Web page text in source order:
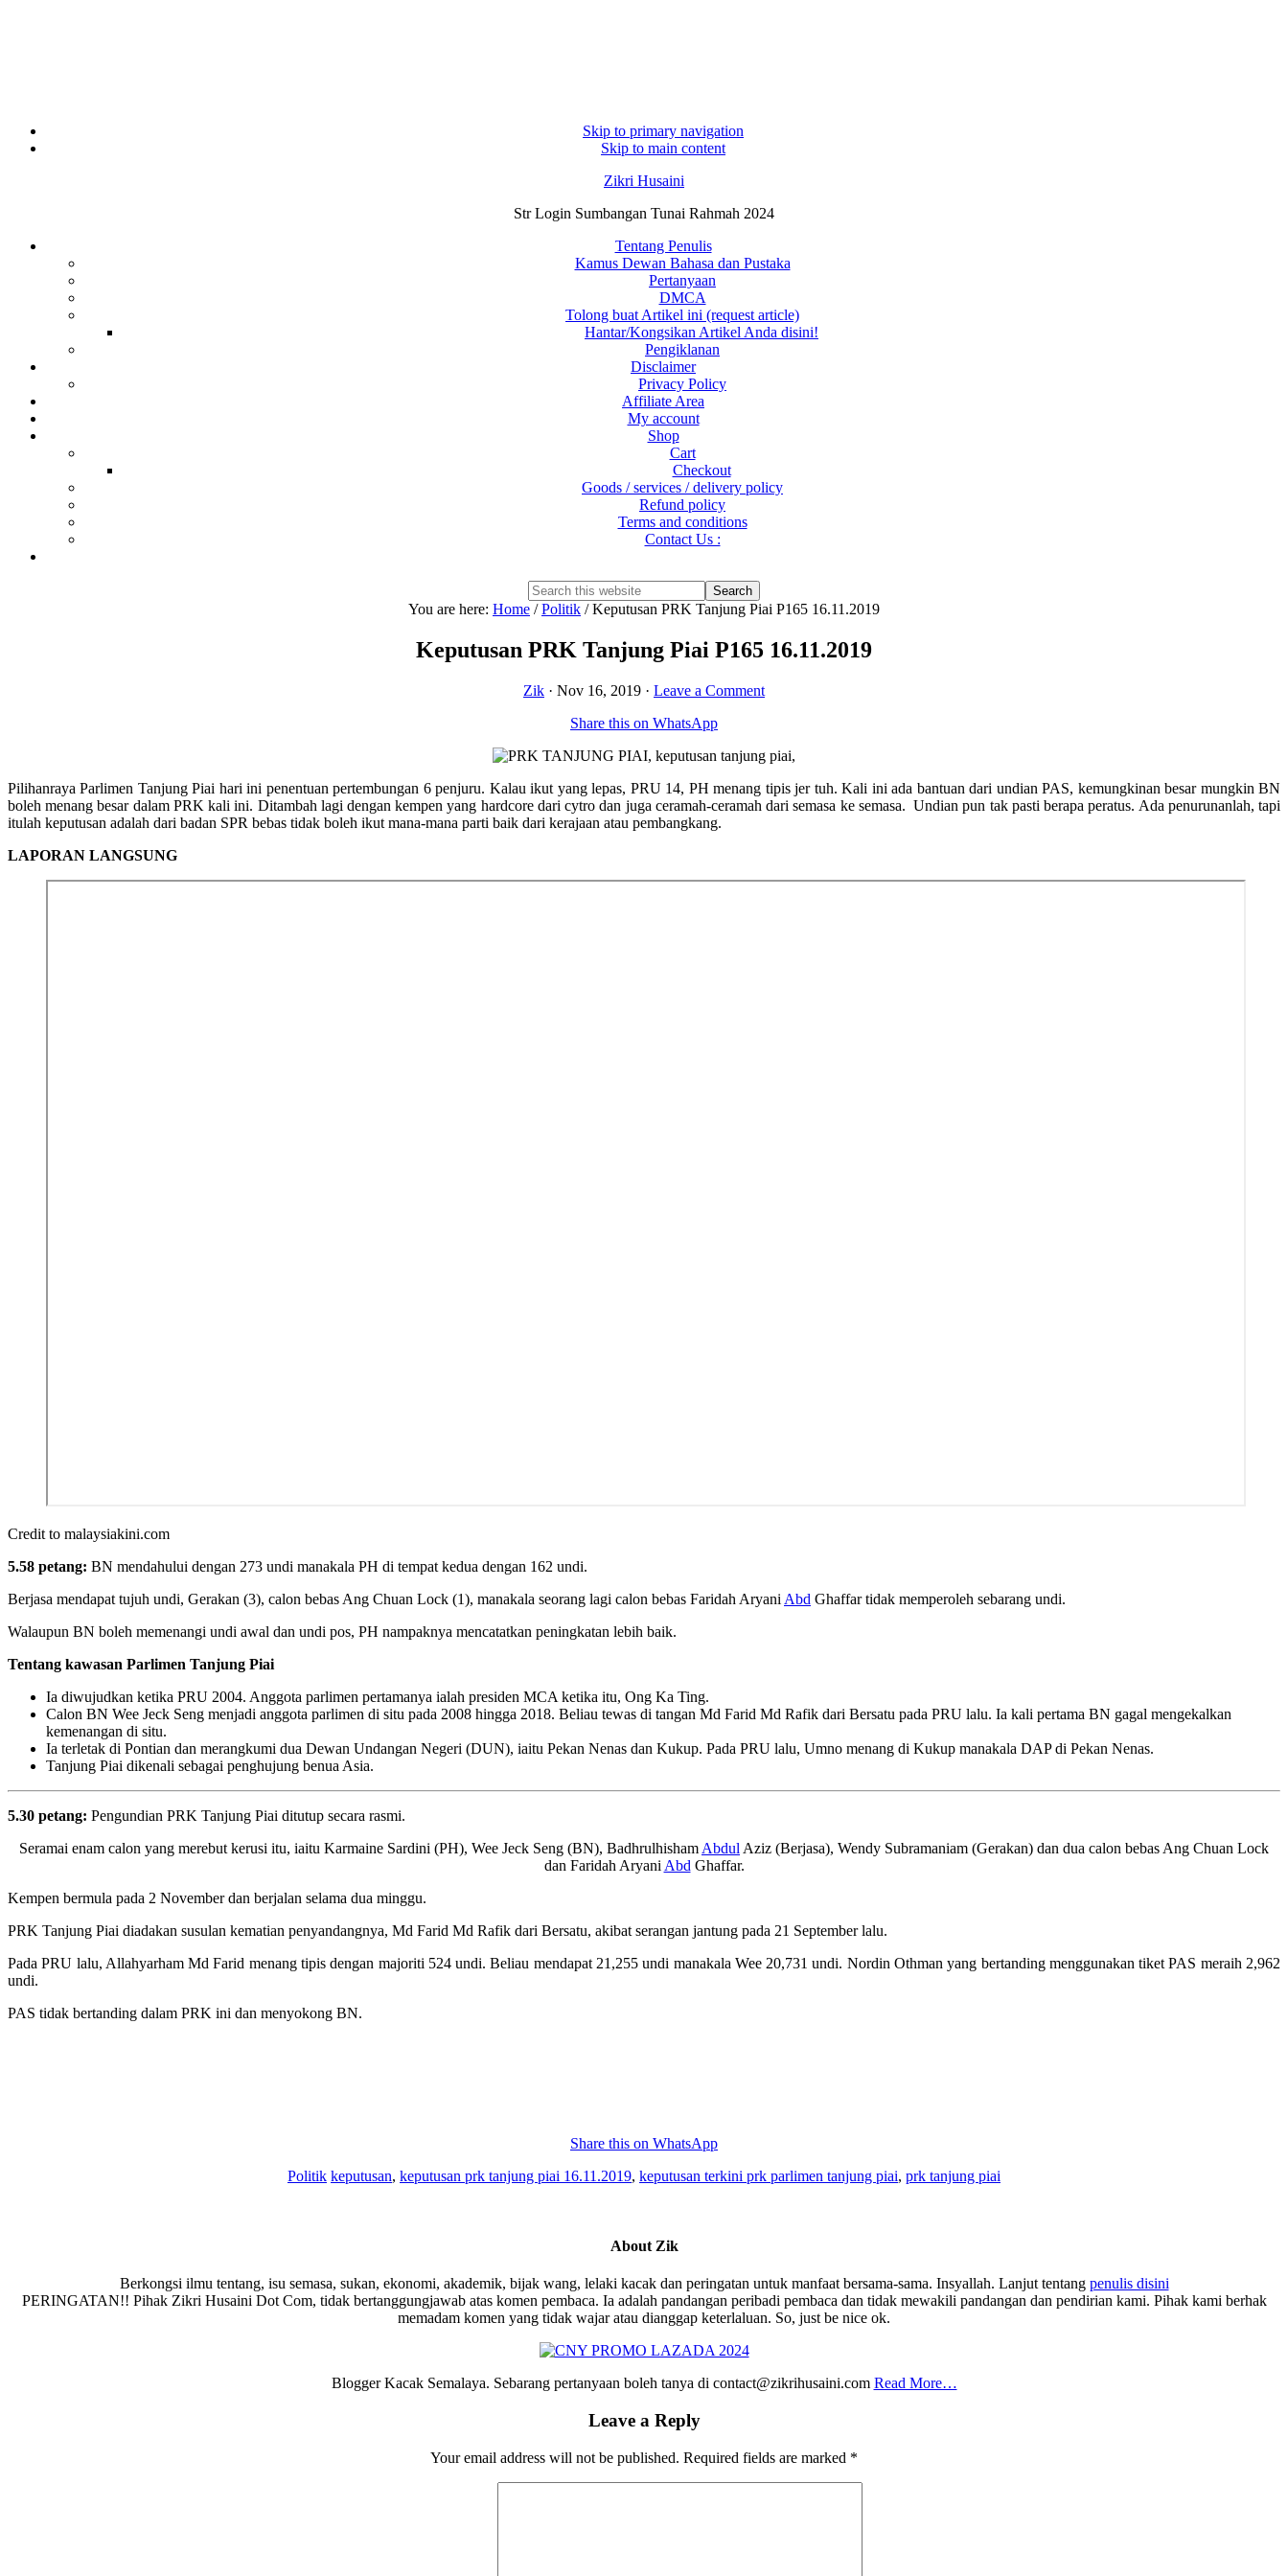
Skip to primary navigation
Skip to main content
Zikri Husaini
Str Login Sumbangan Tunai Rahmah 2024
Tentang Penulis
Kamus Dewan Bahasa dan Pustaka
Pertanyaan
DMCA
Tolong buat Artikel ini (request article)
Hantar/Kongsikan Artikel Anda disini!
Pengiklanan
Disclaimer
Privacy Policy
Affiliate Area
My account
Shop
Cart
Checkout
Goods / services / delivery policy
Refund policy
Terms and conditions
Contact Us :
Search
this
Hide
You are here: Home / Politik /Keputusan PRK Tanjung Piai P165 16.11.2019
Keputusan PRK Tanjung Piai P165 16.11.2019
Zik · Nov 16, 2019 · Leave a Comment
Share this on WhatsApp
Pilihanraya Parlimen Tanjung Piai hari ini penentuan pertembungan 6 penjuru. Kalau ikut yang lepas, PRU 14, PH menang tipis jer tuh. Kali ini ada bantuan dari undian PAS, kemungkinan besar mungkin BN
boleh menang besar dalam PRK kali ini. Ditambah lagi dengan kempen yang hardcore dari cytro dan juga ceramah-ceramah dari semasa ke semasa. Undian pun tak pasti berapa peratus. Ada penurunanlah, tapi
itulah keputusan adalah dari badan SPR bebas tidak boleh ikut mana-mana parti baik dari kerajaan atau pembangkang.
LAPORAN LANGSUNG
Credit to malaysiakini.com
5.58 petang: BN mendahului dengan 273 undi manakala PH di tempat kedua dengan 162 undi.
Berjasa mendapat tujuh undi, Gerakan (3), calon bebas Ang Chuan Lock (1), manakala seorang lagi calon bebas Faridah Aryani Abd Ghaffar tidak memperoleh sebarang undi.
Walaupun BN boleh memenangi undi awal dan undi pos, PH nampaknya mencatatkan peningkatan lebih baik.
Tentang kawasan Parlimen Tanjung Piai
Ia diwujudkan ketika PRU 2004. Anggota parlimen pertamanya ialah presiden MCA ketika itu, Ong Ka Ting.
Calon BN Wee Jeck Seng menjadi anggota parlimen di situ pada 2008 hingga 2018. Beliau tewas di tangan Md Farid Md Rafik dari Bersatu pada PRU lalu. Ia kali pertama BN gagal mengekalkan
kemenangan di situ.
Ia terletak di Pontian dan merangkumi dua Dewan Undangan Negeri (DUN), iaitu Pekan Nenas dan Kukup. Pada PRU lalu, Umno menang di Kukup manakala DAP di Pekan Nenas.
Tanjung Piai dikenali sebagai penghujung benua Asia.
5.30 petang: Pengundian PRK Tanjung Piai ditutup secara rasmi.
Seramai enam calon yang merebut kerusi itu, iaitu Karmaine Sardini (PH), Wee Jeck Seng (BN), Badhrulhisham Abdul Aziz (Berjasa), Wendy Subramaniam (Gerakan) dan dua calon bebas Ang Chuan Lock
dan Faridah Aryani Abd Ghaffar.
Kempen bermula pada 2 November dan berjalan selama dua minggu.
PRK Tanjung Piai diadakan susulan kematian penyandangnya, Md Farid Md Rafik dari Bersatu, akibat serangan jantung pada 21 September lalu.
Pada PRU lalu, Allahyarham Md Farid menang tipis dengan majoriti 524 undi. Beliau mendapat 21,255 undi manakala Wee 20,731 undi. Nordin Othman yang bertanding menggunakan tiket PAS meraih 2,962
undi.
PAS tidak bertanding dalam PRK ini dan menyokong BN.
Share this on WhatsApp
Politik keputusan, keputusan prk tanjung piai 16.11.2019, keputusan terkini prk parlimen tanjung piai, prk tanjung piai
About Zik
Berkongsi ilmu tentang, isu semasa, sukan, ekonomi, akademik, bijak wang, lelaki kacak dan peringatan untuk manfaat bersama-sama. Insyallah. Lanjut tentang penulis disini
PERINGATAN!! Pihak Zikri Husaini Dot Com, tidak bertanggungjawab atas komen pembaca. Ia adalah pandangan peribadi pembaca dan tidak mewakili pandangan dan pendirian kami. Pihak kami berhak
memadam komen yang tidak wajar atau dianggap keterlaluan. So, just be nice ok.
Blogger Kacak Semalaya. Sebarang pertanyaan boleh tanya di contact@zikrihusaini.com Read More…
Leave a Reply
Your email address will not be published. Required fields are marked *